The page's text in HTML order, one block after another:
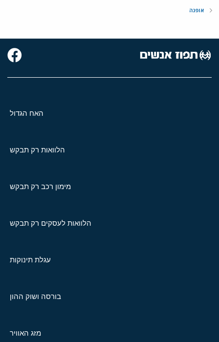
אופנה
האח הגדול
הלוואות רק תבקש
מימון רכב רק תבקש
הלוואות לעסקים רק תבקש
עגלת תינוקות
בורסה ושוק ההון
מזג האוויר